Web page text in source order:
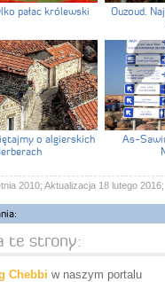
pałac królewski
Ouzoud.
o algierskich
As-
2010; Aktualizacja 18 lutego 2016;
te strony:
Chebbi w naszym portalu